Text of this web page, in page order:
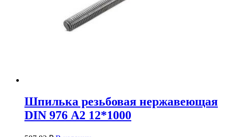
Шпилька резьбовая нержавеющая
DIN 976 А2 12*1000